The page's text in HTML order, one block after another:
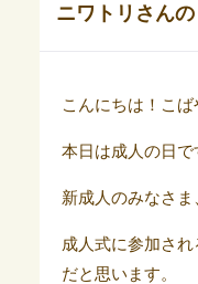
ニワトリさん
こんにちは！こば
本日は成人の日で
新成人のみなさま
成人式に参加さ
だと思います。